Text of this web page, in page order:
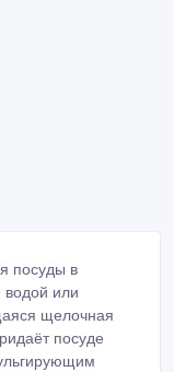
посуды в
или
щелочная
посуде